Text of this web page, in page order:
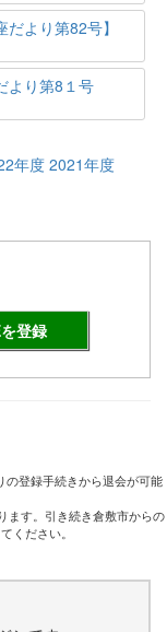
より第82号】
より第8１号
年度 2021年度
登録
の登録手続きから退会が可能
ます。引き続き倉敷市からの
ください。